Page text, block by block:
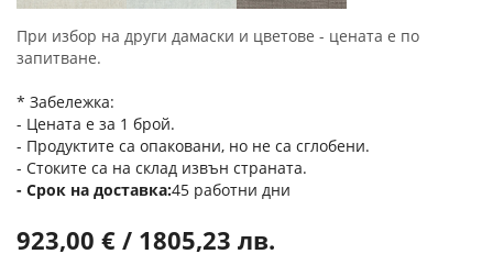
При избор на други дамаски и цветове - цената е по
запитване.
* Забележка:
- Цената е за 1 брой.
- Продуктите са опаковани, но не са сглобени.
- Стоките са на склад извън страната.
Срок на доставка 45 работни дни
923,00 € / 1805,23 лв.